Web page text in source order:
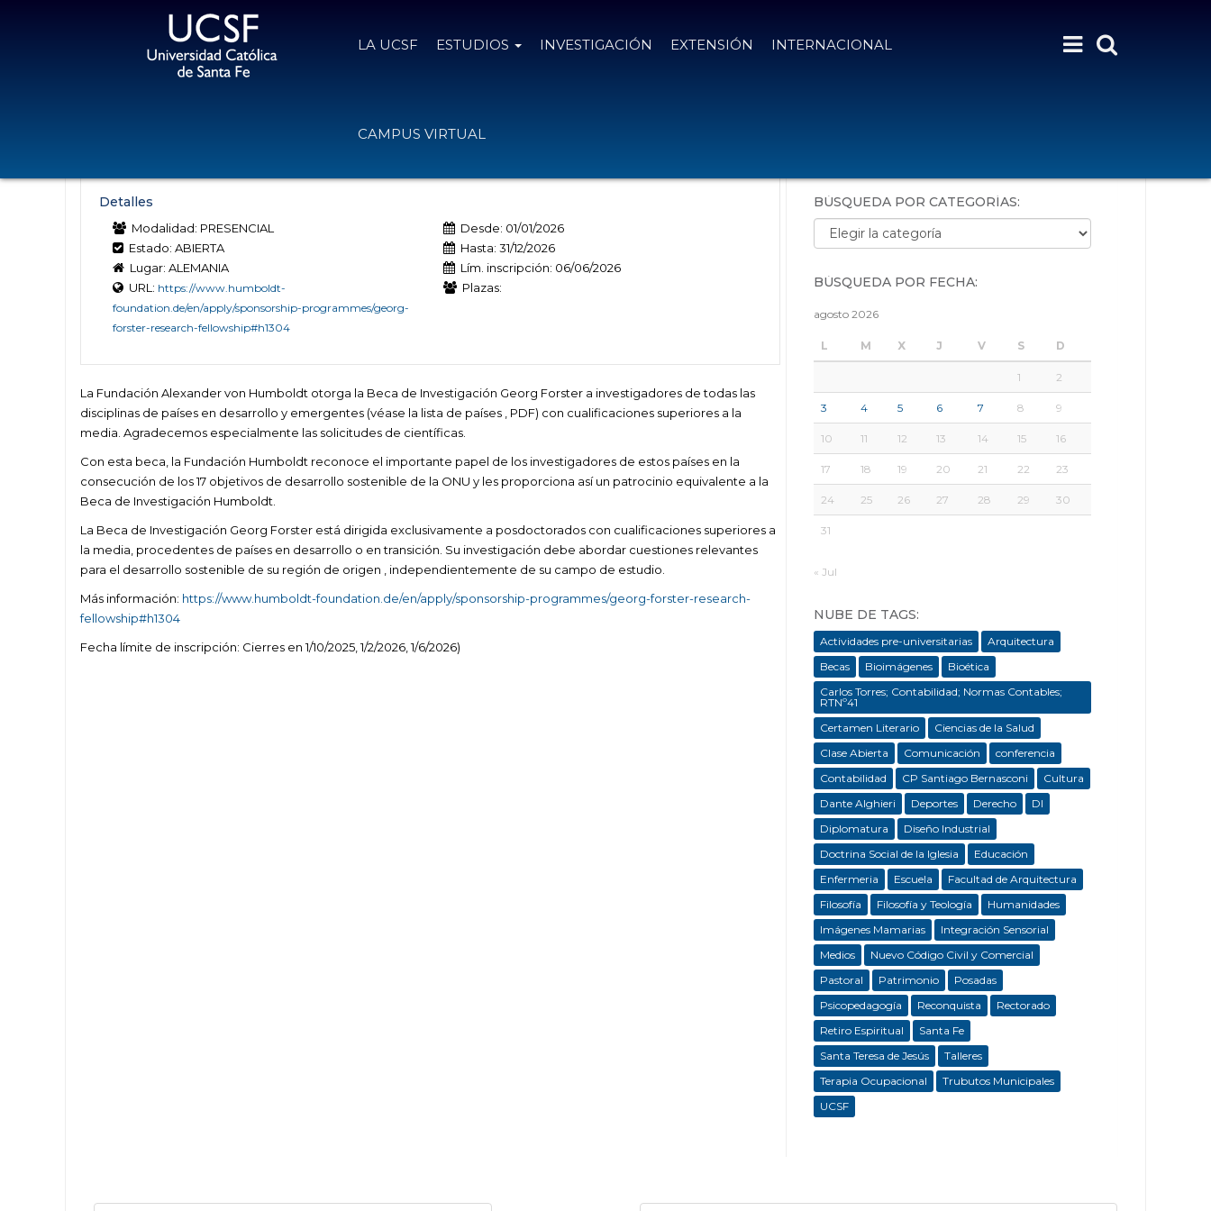
LA UCSF ESTUDIOS INVESTIGACIÓN EXTENSIÓN INTERNACIONAL
CAMPUS VIRTUAL
Detalles
Modalidad: PRESENCIAL
Estado: ABIERTA
Lugar: ALEMANIA
URL: https://www.humboldt-
foundation.de/en/apply/sponsorship-programmes/georg-
forster-research-fellowship#h1304
Desde: 01/01/2026
Hasta: 31/12/2026
Lím. inscripción: 06/06/2026
Plazas:
La Fundación Alexander von Humboldt otorga la Beca de Investigación Georg Forster a investigadores de todas las
disciplinas de países en desarrollo y emergentes (véase la lista de países , PDF) con cualificaciones superiores a la
media. Agradecemos especialmente las solicitudes de científicas.
Con esta beca, la Fundación Humboldt reconoce el importante papel de los investigadores de estos países en la
consecución de los 17 objetivos de desarrollo sostenible de la ONU y les proporciona así un patrocinio equivalente a la
Beca de Investigación Humboldt.
La Beca de Investigación Georg Forster está dirigida exclusivamente a posdoctorados con cualificaciones superiores a
la media, procedentes de países en desarrollo o en transición. Su investigación debe abordar cuestiones relevantes
para el desarrollo sostenible de su región de origen , independientemente de su campo de estudio.
Más información: https://www.humboldt-foundation.de/en/apply/sponsorship-programmes/georg-forster-research-
fellowship#h1304
Fecha límite de inscripción: Cierres en 1/10/2025, 1/2/2026, 1/6/2026)
BÚSQUEDA POR CATEGORÍAS:
Búsqueda por categorías:
BÚSQUEDA POR FECHA:
agosto 2026
L M X J V S D
1 2
3 4 5 6 7 8 9
10 11 12 13 14 15 16
17 18 19 20 21 22 23
24 25 26 27 28 29 30
31
« Jul
NUBE DE TAGS:
Actividades pre-universitarias
Arquitectura
Becas
Bioimágenes
Bioética
Carlos Torres; Contabilidad; Normas Contables;
RTNº41
Certamen Literario
Ciencias de la Salud
Clase Abierta
Comunicación
conferencia
Contabilidad
CP Santiago Bernasconi
Cultura
Dante Alghieri
Deportes Derecho
DI
Diplomatura
Diseño Industrial
Doctrina Social de la Iglesia
Educación
Enfermeria
Escuela
Facultad de Arquitectura
Filosofía
Filosofía y Teología
Humanidades
Imágenes Mamarias
Integración Sensorial
Medios
Nuevo Código Civil y Comercial
Pastoral
Patrimonio
Posadas
Psicopedagogía
Reconquista
Rectorado
Retiro Espiritual
Santa Fe
Santa Teresa de Jesús
Talleres
Terapia Ocupacional
Trubutos Municipales
UCSF